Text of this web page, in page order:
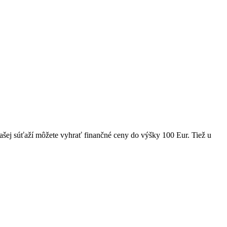
súťaží môžete vyhrať finančné ceny do výšky 100 Eur. Tiež u